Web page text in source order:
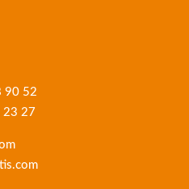
90 52
23 27